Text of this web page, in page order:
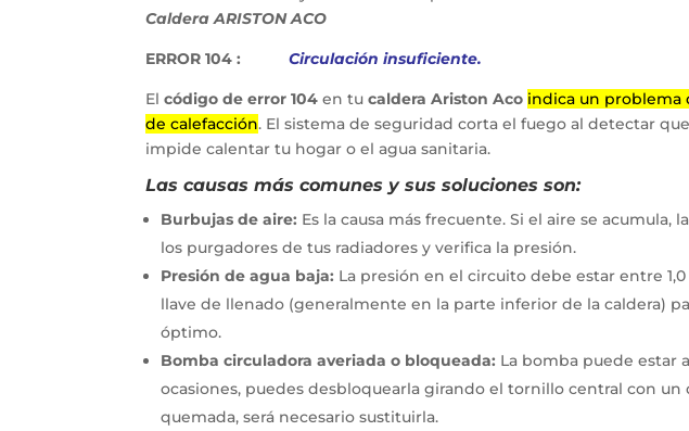
Caldera ARISTON ACO
ERROR 104 : Circulación insuficiente.
Elcódigo de error 104 en tucaldera Ariston Aco indica un problema
de calefacción. El sistema de seguridad corta el fuego al detectar
impide calentar tu hogar o el agua sanitaria.
Las causas más comunes y sus soluciones son:
Burbujas de aire: Es la causa más frecuente. Si el aire se
los purgadores de tus radiadores y verifica la presión.
Presión de agua baja: La presión en el circuito debe estar entre
llave de llenado (generalmente en la parte inferior de la caldera)
óptimo.
Bomba circuladora averiada o bloqueada: La bomba puede estar
ocasiones, puedes desbloquearla girando el tornillo central con
quemada, será necesario sustituirla.